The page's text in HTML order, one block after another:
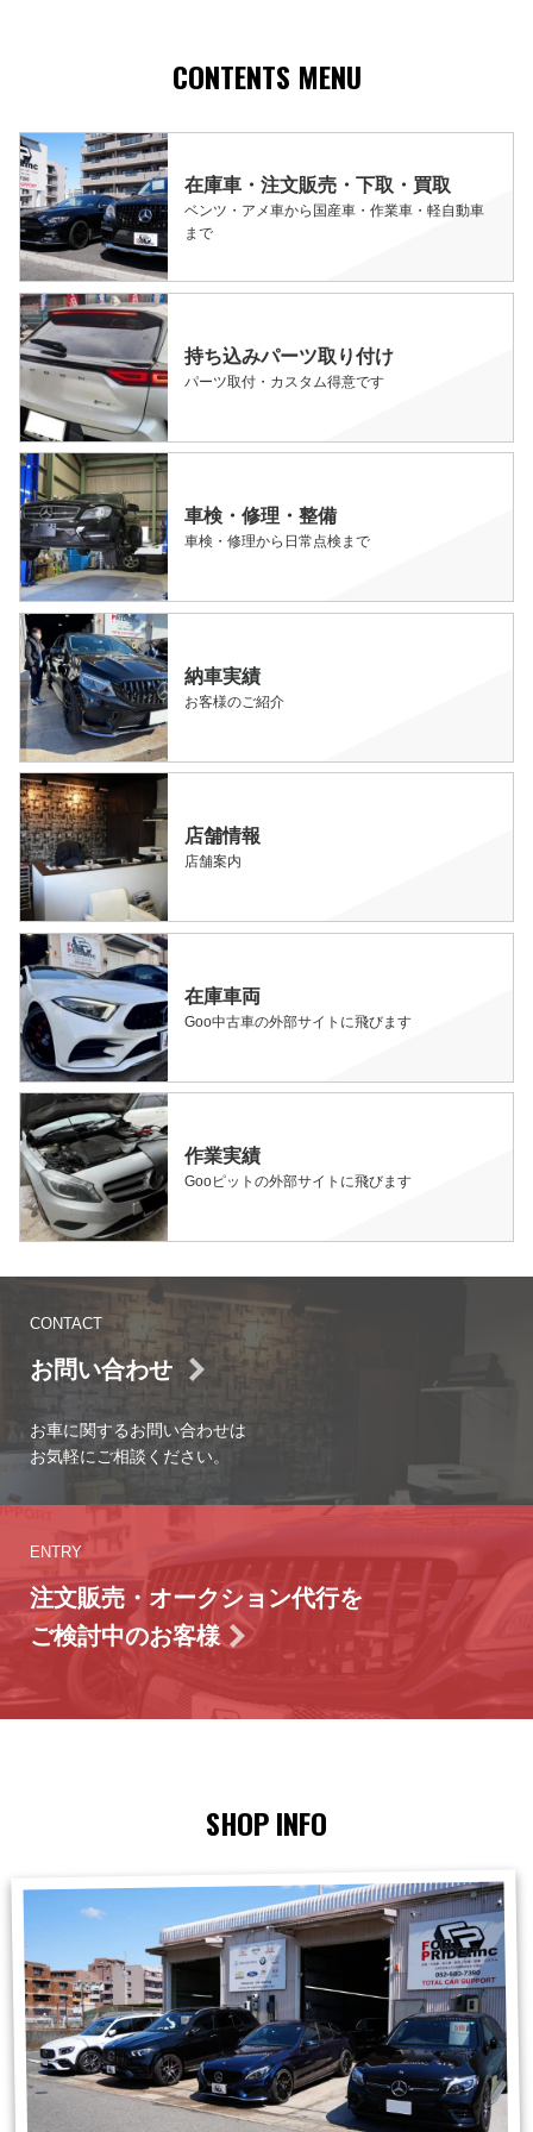
CONTENTS MENU
在庫車・注文販売・下取・買取
ベンツ・アメ車から国産車・作業車・軽自動車
まで
持ち込みパーツ取り付け
パーツ取付・カスタム得意です
車検・修理・整備
車検・修理から日常点検まで
納車実績
お客様のご紹介
店舗情報
店舗案内
在庫車両
Goo中古車の外部サイトに飛びます
作業実績
Gooピットの外部サイトに飛びます
CONTACT
お問い合わせ
お車に関するお問い合わせは
お気軽にご相談ください。
ENTRY
注文販売・オークション代行を
ご検討中のお客様
SHOP INFO